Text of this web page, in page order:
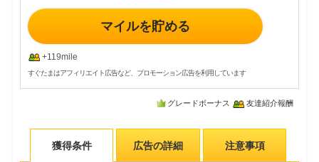
マイルを貯める
+119mile
すぐたまはアフィリエイト広告など、プロモーション広告を利用しています
グレードボーナス 友達紹介報酬
獲得条件 広告の詳細 注意事項